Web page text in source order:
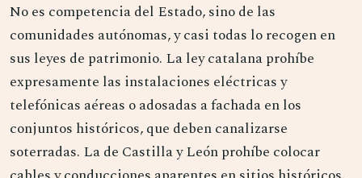
No es competencia del Estado, sino de las
comunidades autónomas, y casi todas lo recogen en
sus leyes de patrimonio. La ley catalana prohíbe
expresamente las instalaciones eléctricas y
telefónicas aéreas o adosadas a fachada en los
conjuntos históricos, que deben canalizarse
soterradas. La de Castilla y León prohíbe colocar